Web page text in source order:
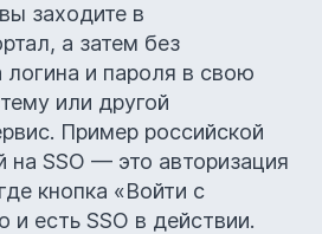
заходите в
а затем без
логина и пароля в свою
или другой
Пример российской
SSO — это авторизация
кнопка «Войти с
есть SSO в действии.